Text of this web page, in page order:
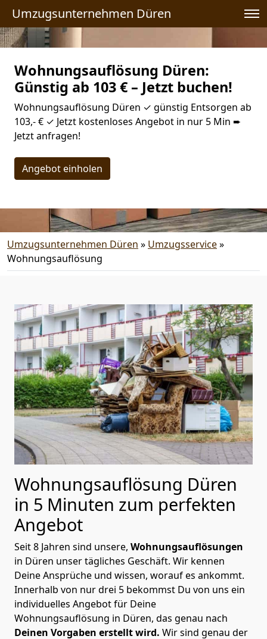
Umzugsunternehmen Düren
Wohnungsauflösung Düren:
Günstig ab 103 € – Jetzt buchen!
Wohnungsauflösung Düren ✓ günstig Entsorgen ab
103,- € ✓ Jetzt kostenloses Angebot in nur 5 Min ➨
Jetzt anfragen!
Angebot einholen
Umzugsunternehmen Düren » Umzugsservice»
Wohnungsauflösung
Wohnungsauflösung Düren
in 5 Minuten zum perfekten
Angebot
Seit 8 Jahren sind unsere, Wohnungsauflösungen
in Düren unser tägliches Geschäft. Wir kennen
Deine Ansprüche und wissen, worauf es ankommt.
Innerhalb von nur drei 5 bekommst Du von uns ein
individuelles Angebot für Deine
Wohnungsauflösung in Düren, das genau nach
Deinen Vorgaben erstellt wird. Wir sind genau der